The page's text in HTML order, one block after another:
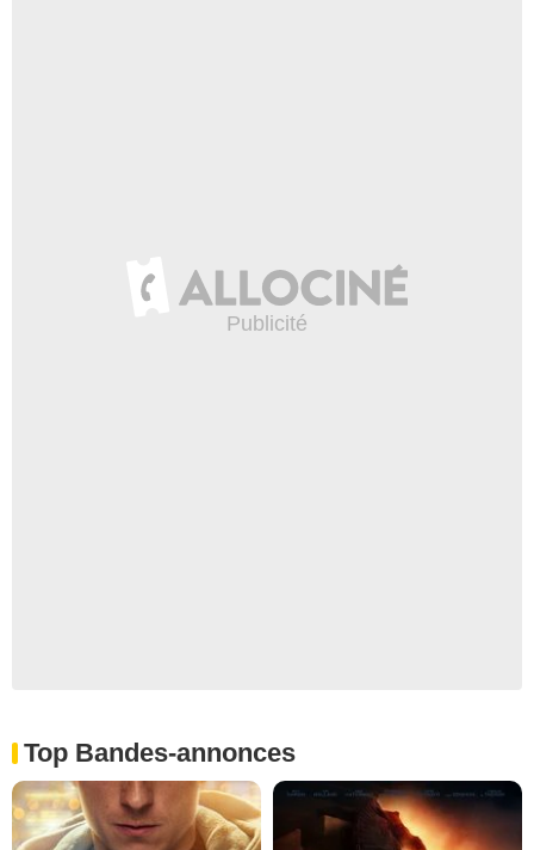
Top Bandes-annonces